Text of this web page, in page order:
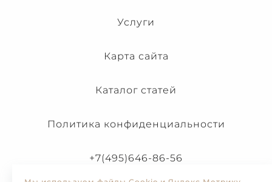
Услуги
Карта сайта
Каталог статей
Политика конфиденциальности
+7(495)646-86-56